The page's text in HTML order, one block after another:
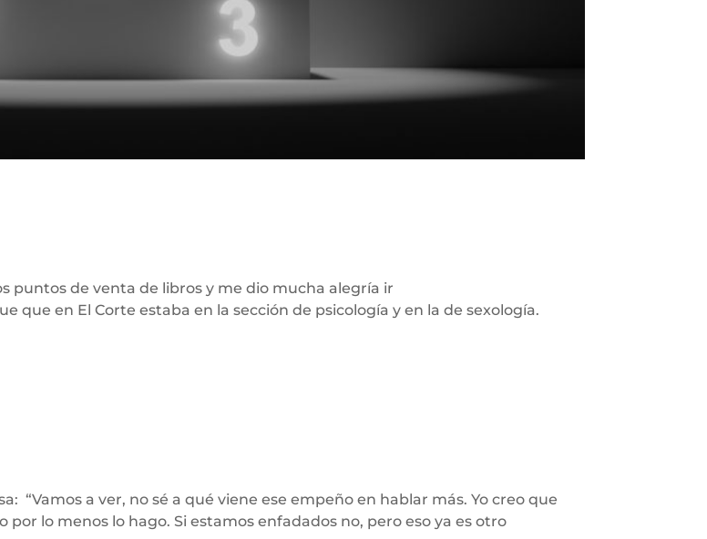
puntos de venta de libros y me dio mucha alegría ir
en El Corte estaba en la sección de psicología y en la de sexología.
“Vamos a ver, no sé a qué viene ese empeño en hablar más. Yo creo que
lo menos lo hago. Si estamos enfadados no, pero eso ya es otro